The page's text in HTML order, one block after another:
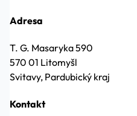
Adresa
T. G. Masaryka 590
570 01 Litomyšl
Svitavy, Pardubický kraj
Kontakt